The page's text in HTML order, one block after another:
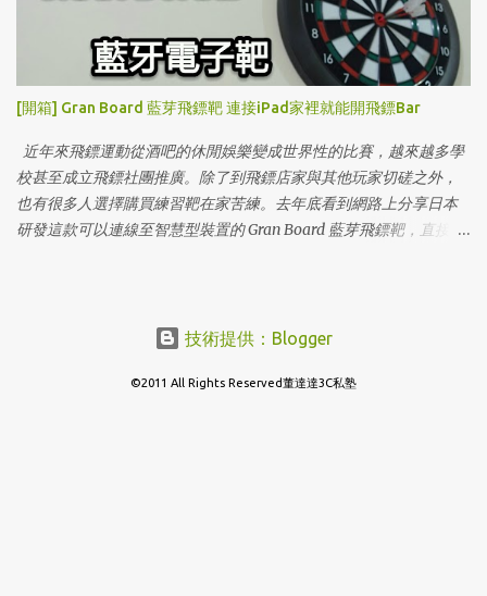
[開箱] Gran Board 藍芽飛鏢靶 連接iPad家裡就能開飛鏢Bar
近年來飛鏢運動從酒吧的休閒娛樂變成世界性的比賽，越來越多學
校甚至成立飛鏢社團推廣。除了到飛鏢店家與其他玩家切磋之外，
也有很多人選擇購買練習靶在家苦練。去年底看到網路上分享日本
研發這款可以連線至智慧型裝置的 Gran Board 藍芽飛鏢靶，直接把
技術提供：Blogger
©2011 All Rights Reserved董達達3C私塾